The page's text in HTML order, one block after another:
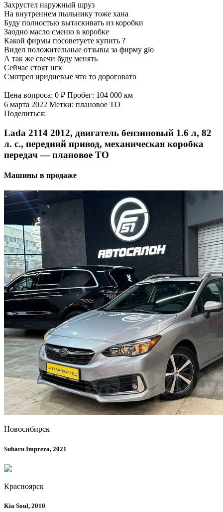
Захрустел наружный шруз
На внутреннем пыльнику тоже хана
Буду полностью вытаскивать из коробки
Заодно масло сменю в коробке
Какой фирмы посоветуете купить ?
Видел положительные отзывы за фирму glo
А так же свечи буду менять
Сейчас стоят нгк
Смотрел иридиевые что то дороговато
Цена вопроса: 0 ₽ Пробег: 104 000 км
6 марта 2022 Метки: плановое ТО
Поделиться:
Lada 2114 2012, двигатель бензиновый 1.6 л, 82
л. с., передний привод, механическая коробка
передач — плановое ТО
Машины в продаже
Новосибирск
Subaru Impreza, 2021
Красноярск
Kia Soul, 2010